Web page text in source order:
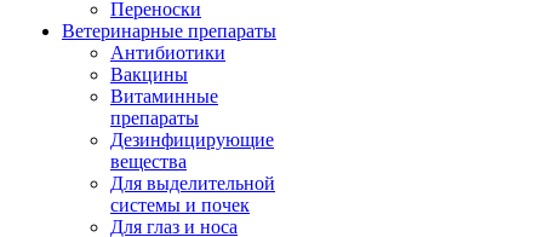
Переноски
Ветеринарные препараты
Антибиотики
Вакцины
Витаминные
препараты
Дезинфицирующие
вещества
Для выделительной
системы и почек
Для глаз и носа